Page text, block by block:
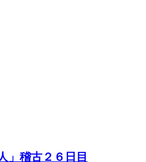
」稽古２６日目